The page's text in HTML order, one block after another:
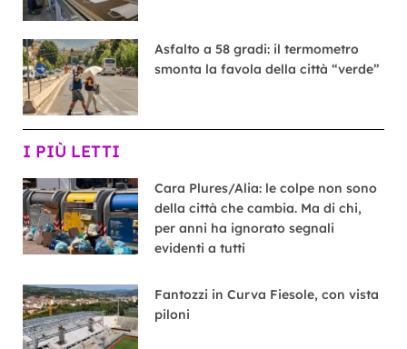
Asfalto a 58 gradi: il termometro
smonta la favola della città “verde”
I PIÙ LETTI
Cara Plures/Alia: le colpe non sono
della città che cambia. Ma di chi,
per anni ha ignorato segnali
evidenti a tutti
Fantozzi in Curva Fiesole, con vista
piloni